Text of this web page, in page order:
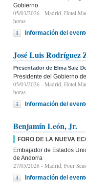
Gobierno
05/03/2026 - Madrid, Hotel
horas
Información del
José Luis Rodríguez
Presentador de Elma Saiz
Presidente del Gobierno
05/03/2026 - Madrid, Hotel
horas
Información del
Benjamín León, Jr.
FORO DE LA NUEVA
Embajador de Estados
de Andorra
27/05/2026 - Madrid, Four
Información del